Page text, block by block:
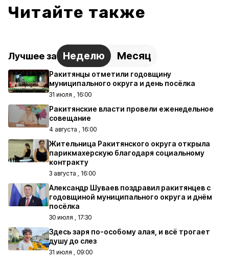
Читайте также
Лучшее за Неделю Месяц
Ракитянцы отметили годовщину
муниципального округа и день посёлка
31 июля , 16:00
Ракитянские власти провели еженедельное
совещание
4 августа , 16:00
Жительница Ракитянского округа открыла
парикмахерскую благодаря социальному
контракту
3 августа , 16:00
Александр Шуваев поздравил ракитянцев с
годовщиной муниципального округа и днём
посёлка
30 июля , 17:30
Здесь заря по-особому алая, и всё трогает
душу до слез
31 июля , 09:00